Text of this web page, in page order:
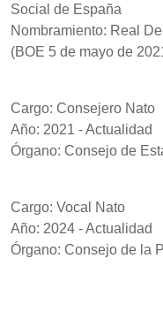
Social de España
Nombramiento: Real
(BOE 5 de mayo de
Cargo: Consejero Nato
Año: 2021 - Actualidad
Órgano: Consejo de
Cargo: Vocal Nato
Año: 2024 - Actualidad
Órgano: Consejo de la